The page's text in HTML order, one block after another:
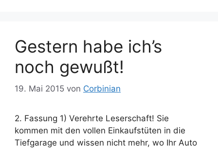
Gestern habe ich’s
noch gewußt!
19. Mai 2015 von Corbinian
2. Fassung 1) Verehrte Leserschaft! Sie
kommen mit den vollen Einkaufstüten in die
Tiefgarage und wissen nicht mehr, wo Ihr Auto